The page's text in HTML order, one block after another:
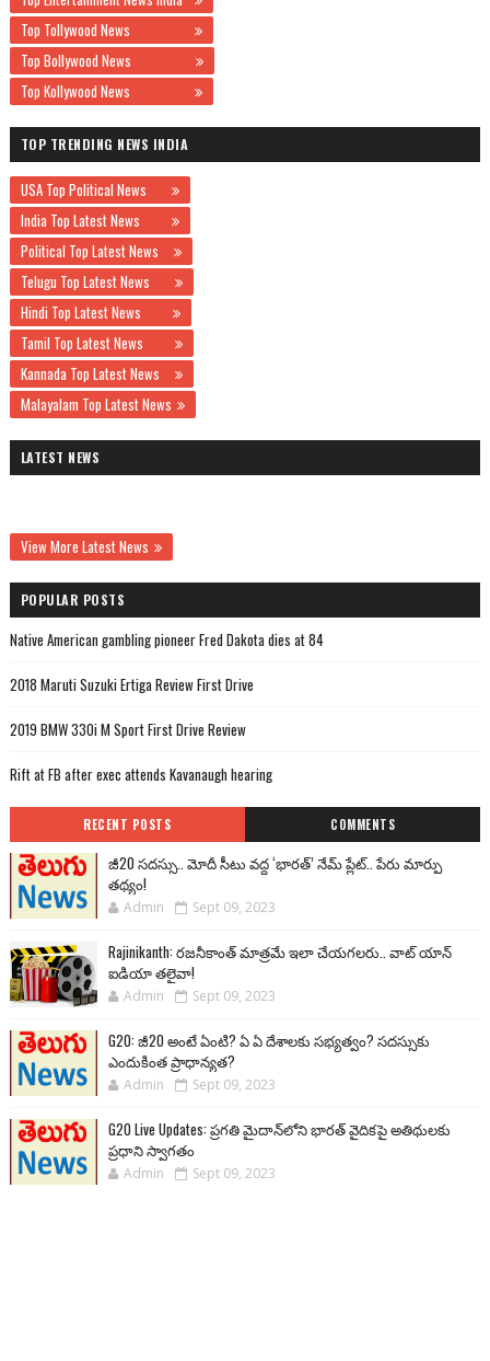
Top Tollywood News
Top Bollywood News
Top Kollywood News
TOP TRENDING NEWS INDIA
USA Top Political News
India Top Latest News
Political Top Latest News
Telugu Top Latest News
Hindi Top Latest News
Tamil Top Latest News
Kannada Top Latest News
Malayalam Top Latest News
LATEST NEWS
View More Latest News
POPULAR POSTS
Native American gambling pioneer Fred Dakota dies at 84
2018 Maruti Suzuki Ertiga Review First Drive
2019 BMW 330i M Sport First Drive Review
Rift at FB after exec attends Kavanaugh hearing
RECENT POSTS COMMENTS
జీ20 సదస్సు.. మోదీ సీటు వద్ద ‘భారత్’ నేమ్ ప్లేట్‌.. పేరు మార్పు
తథ్యం!
Admin Sept 09, 2023
Rajinikanth: రజనీకాంత్ మాత్రమే ఇలా చేయగలరు.. వాట్ యాన్
ఐడియా తలైవా!
Admin Sept 09, 2023
G20: జీ20 అంటే ఏంటి? ఏ ఏ దేశాలకు సభ్యత్వం? సదస్సుకు
ఎందుకింత ప్రాధాన్యత?
Admin Sept 09, 2023
G20 Live Updates: ప్రగతి మైదాన్‌లోని భారత్ వైదికపై అతిథులకు
ప్రధాని స్వాగతం
Admin Sept 09, 2023